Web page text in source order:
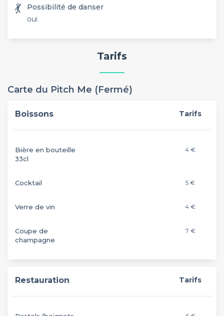
💃
Possibilité de danser
oui
Tarifs
Carte du Pitch Me (Fermé)
Boissons Tarifs
Bière en bouteille
33cl
4 €
Cocktail 5 €
Verre de vin 4 €
Coupe de
champagne
7 €
Restauration Tarifs